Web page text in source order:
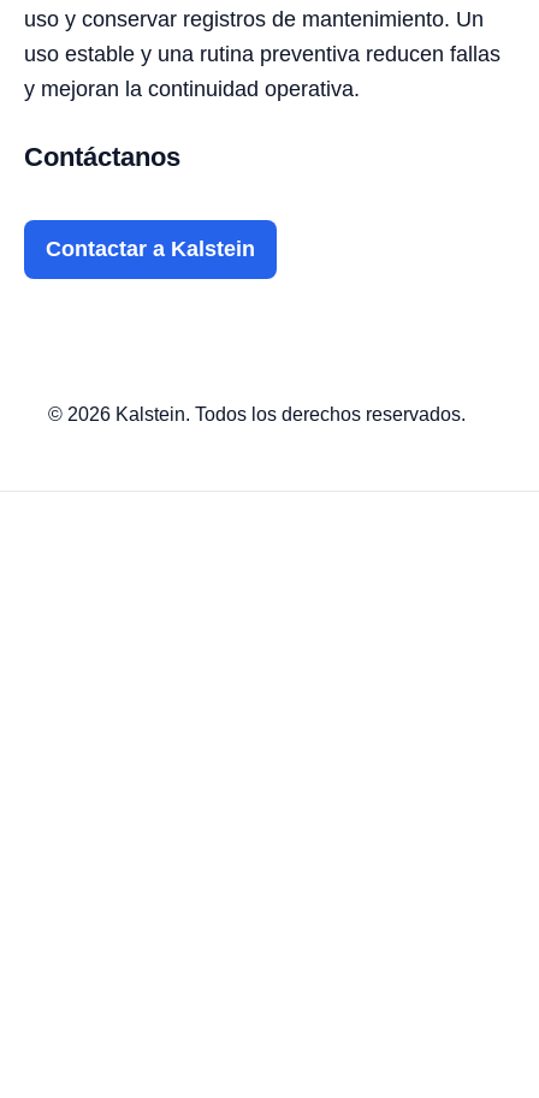
uso y conservar registros de mantenimiento. Un
uso estable y una rutina preventiva reducen fallas
y mejoran la continuidad operativa.
Contáctanos
Contactar a Kalstein
© 2026 Kalstein. Todos los derechos reservados.